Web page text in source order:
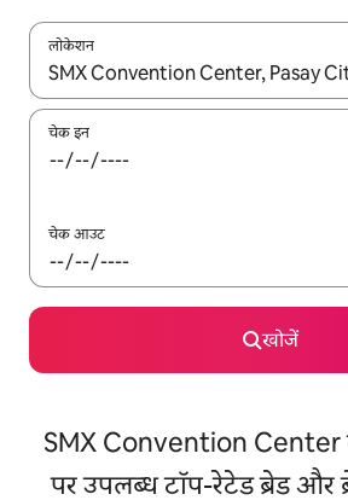
लोकेशन
नतीजों के उपलब्ध होने पर, अप और डाउन 'ऐरो
चेक इन
चेक आउट
खोजें
SMX Convention Center
पर उपलब्ध टॉप-रेटेड ब्रेड और